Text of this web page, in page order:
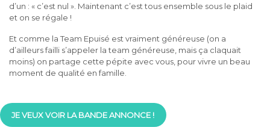
d’un : « c’est nul ». Maintenant c’est tous ensemble sous le plaid
et on se régale !
Et comme la Team Epuisé est vraiment généreuse (on a
d’ailleurs failli s’appeler la team généreuse, mais ça claquait
moins) on partage cette pépite avec vous, pour vivre un beau
moment de qualité en famille.
JE VEUX VOIR LA BANDE ANNONCE !